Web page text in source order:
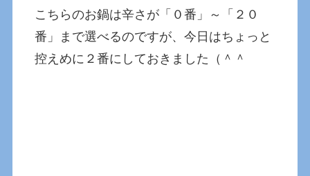
こちらのお鍋は辛さが「０番」～「２０
番」まで選べるのですが、今日はちょっと
控えめに２番にしておきました（＾＾